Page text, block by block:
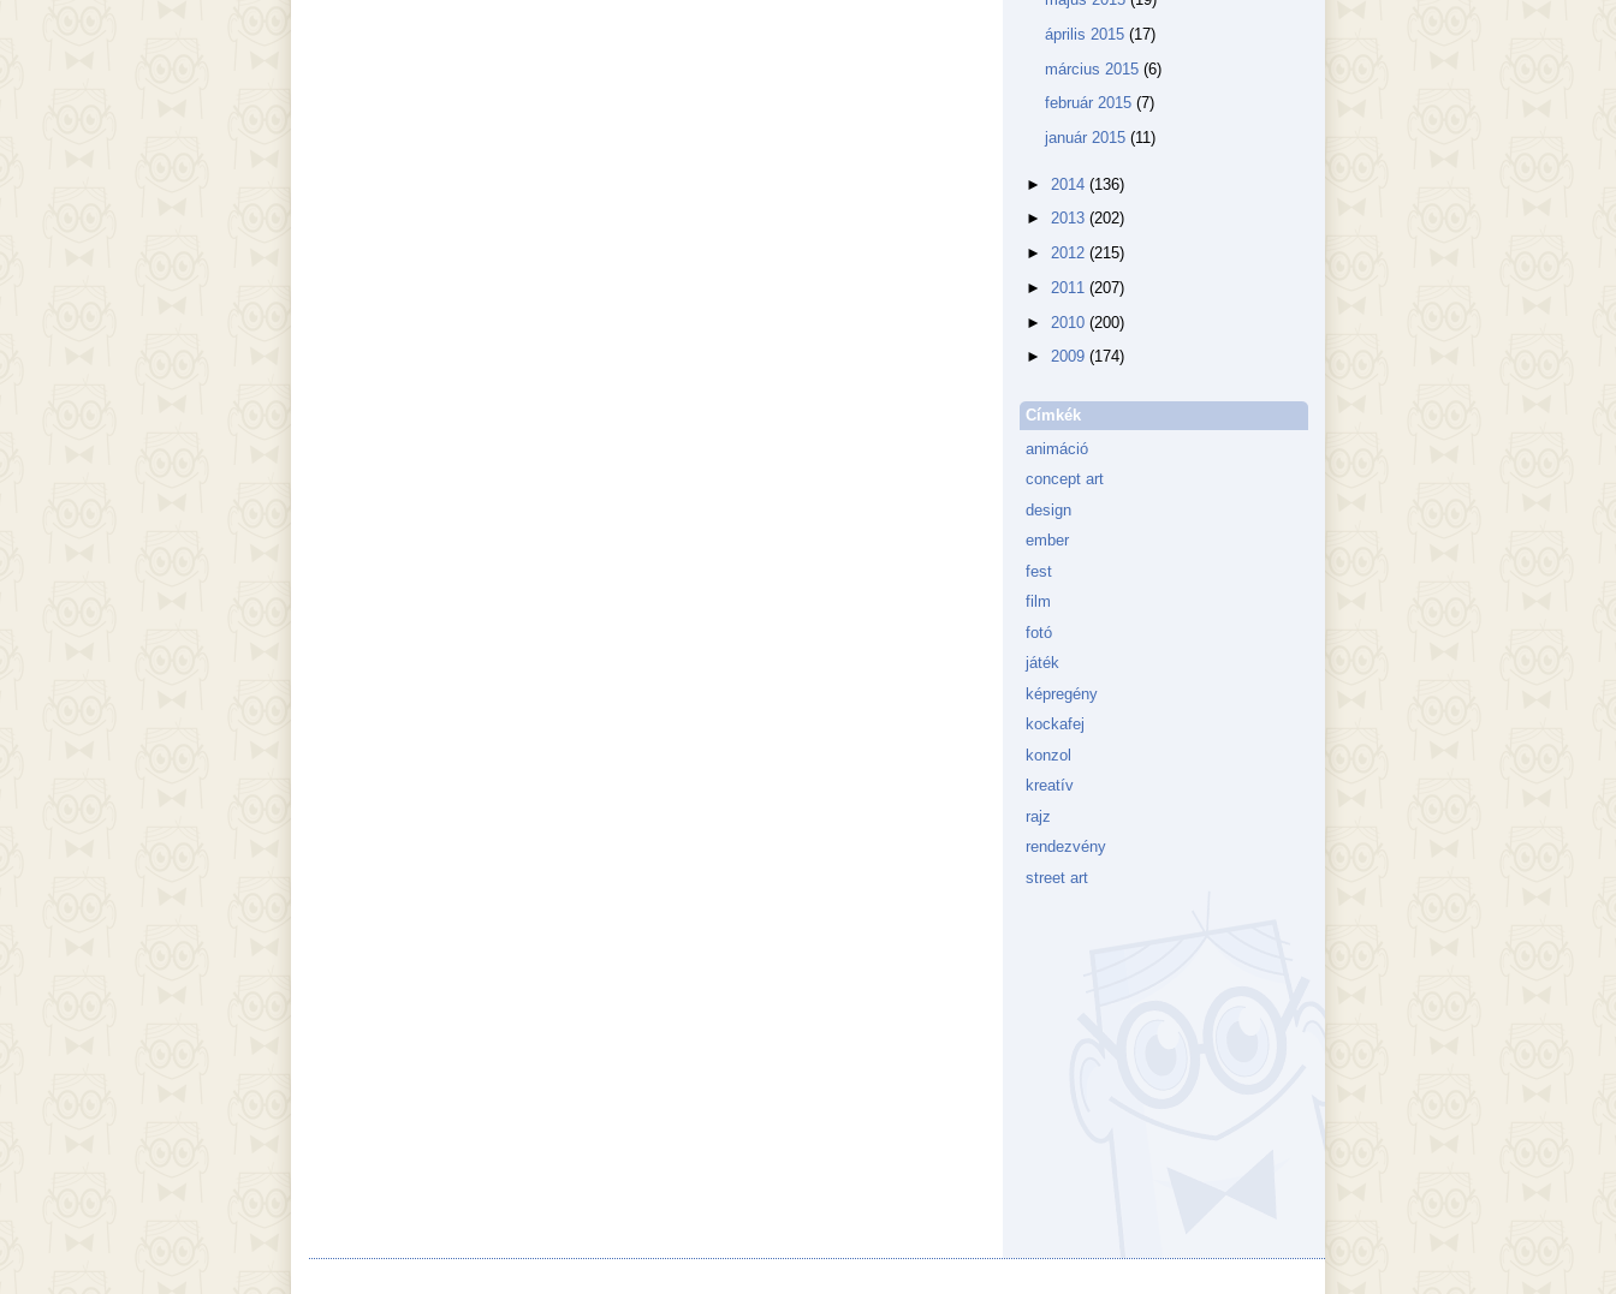
április 2015 (17)
március 2015 (6)
február 2015 (7)
január 2015 (11)
► 2014 (136)
► 2013 (202)
► 2012 (215)
► 2011 (207)
► 2010 (200)
► 2009 (174)
Címkék
animáció
concept art
design
ember
fest
film
fotó
játék
képregény
kockafej
konzol
kreatív
rajz
rendezvény
street art